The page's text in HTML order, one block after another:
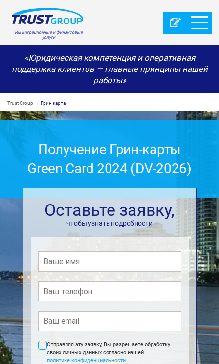
Иммиграционные и финансовые
услуги
«Юридическая компетенция и оперативная
поддержка клиентов — главные принципы нашей
работы»
Trust Group Грин карта
Получение Грин-карты
Green Card 2024 (DV-2026)
Оставьте заявку,
чтобы узнать подробности
Отправляя эту заявку, Вы разрешаете обработку
своих личных данных согласно нашей
политике конфиденциальности